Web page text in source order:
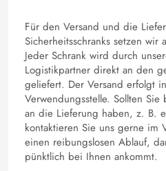
Für den Versand und die
Sicherheitsschranks setzen wir
Jeder Schrank wird durch
Logistikpartner direkt an den
geliefert. Der Versand erfolgt
Verwendungsstelle. Sollten
an die Lieferung haben, z. B.
kontaktieren Sie uns gerne im
einen reibungslosen Ablauf,
pünktlich bei Ihnen ankommt.